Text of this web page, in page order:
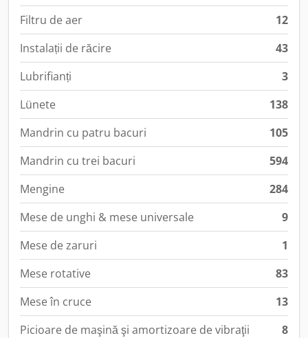
Filtru de aer
12
Instalații de răcire
43
Lubrifianți
3
Lünete
138
Mandrin cu patru bacuri
105
Mandrin cu trei bacuri
594
Mengine
284
Mese de unghi & mese universale
9
Mese de zaruri
1
Mese rotative
83
Mese în cruce
13
Picioare de maşină şi amortizoare de vibraţii
8